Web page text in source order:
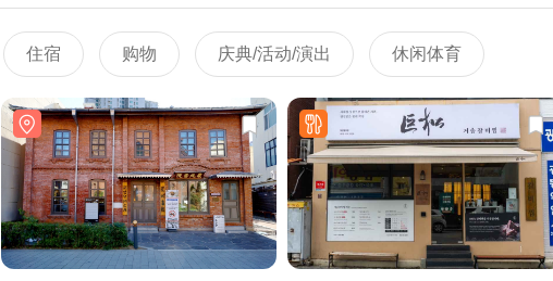
住宿 购物 庆典/活动/演出 休闲体育